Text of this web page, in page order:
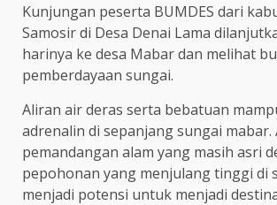
Kunjungan peserta BUMDES dari
Samosir di Desa Denai Lama
harinya ke desa Mabar dan melihat
pemberdayaan sungai.
Aliran air deras serta bebatuan
adrenalin di sepanjang sungai mabar.
pemandangan alam yang masih asri
pepohonan yang menjulang tinggi di
menjadi potensi untuk menjadi